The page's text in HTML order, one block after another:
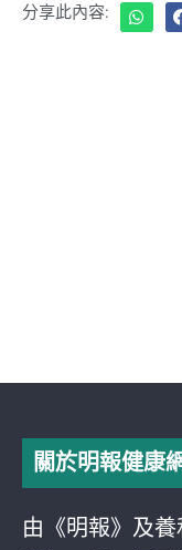
分享此內容:
關於明報健康
由《明報》及